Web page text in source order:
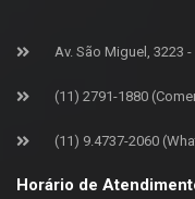
Av. São Miguel, 3223 -
(11) 2791-1880
(11) 9.4737-2060
Horário de